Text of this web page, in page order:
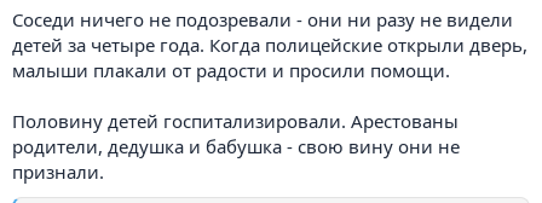
Соседи ничего не подозревали - они ни разу не видели
детей за четыре года. Когда полицейские открыли дверь,
малыши плакали от радости и просили помощи.
Половину детей госпитализировали. Арестованы
родители, дедушка и бабушка - свою вину они не
признали.